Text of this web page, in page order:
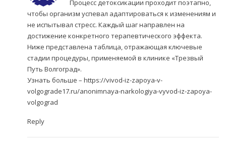
Процесс детоксикации проходит поэтапно,
чтобы организм успевал адаптироваться к изменениям и
не испытывал стресс. Каждый шаг направлен на
достижение конкретного терапевтического эффекта.
Ниже представлена таблица, отражающая ключевые
стадии процедуры, применяемой в клинике «Трезвый
Путь Волгоград».
Узнать больше – https://vivod-iz-zapoya-v-
volgograde17.ru/anonimnaya-narkologiya-vyvod-iz-zapoya-
volgograd
Reply